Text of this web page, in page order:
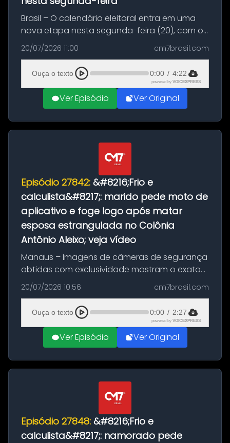
Brasil – O calendário eleitoral entra em uma
nova etapa nesta segunda-feira (20), com o
início do período destinado às convenções
partidárias. Até 5 de agosto, partidos e
federações poderão oficializa...
20/07/2026 11:00 cm7brasil.com
Ouça o texto 0:00 / 4:22
powered by VOICEXPRESS
Ver Episódio Ver Original
Episódio 27842: &#8216;Frio e
calculista&#8217;: marido pede moto de
aplicativo e foge logo após matar
esposa estrangulada no Colônia
Antônio Aleixo; veja vídeo
Manaus – Imagens de câmeras de segurança
obtidas com exclusividade mostram o exato
momento da fuga do principal suspeito da
morte de Larissa Araújo, de 28 anos. O crime
ocorreu na noite deste último d...
20/07/2026 10:56 cm7brasil.com
Ouça o texto 0:00 / 2:27
powered by VOICEXPRESS
Ver Episódio Ver Original
Episódio 27848: &#8216;Frio e
calculista&#8217;: namorado pede